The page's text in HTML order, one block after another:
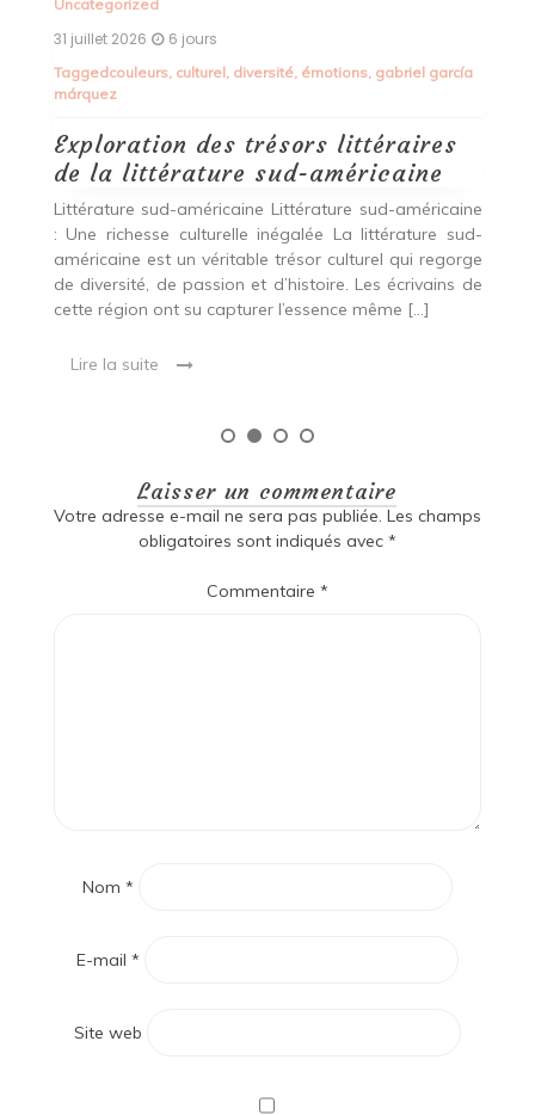
Alimentation Saine L’Épicerie du Bien-Être : Votre
Destination pour une Alimentation Saine Située au
cœur de la ville, l’Épicerie du Bien-Être est bien plus
qu’un simple magasin […]
Lire la suite
Laisser un commentaire
Votre adresse e-mail ne sera pas publiée. Les champs
obligatoires sont indiqués avec *
Commentaire *
Nom *
E-mail *
Site web